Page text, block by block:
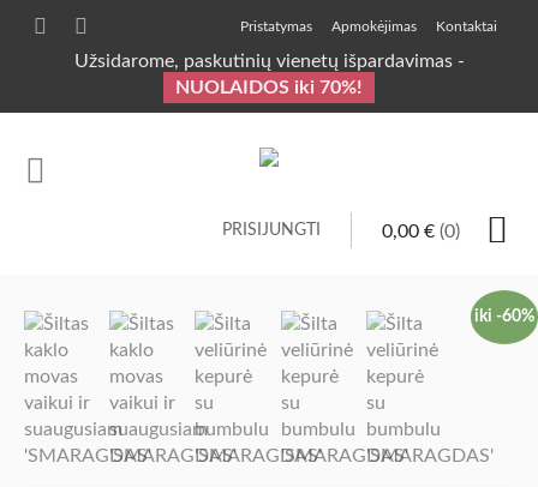
Pristatymas Apmokėjimas Kontaktai
Užsidarome, paskutinių vienetų išpardavimas -
NUOLAIDOS iki 70%!
0,00 € (0)
PRISIJUNGTI
iki -60%